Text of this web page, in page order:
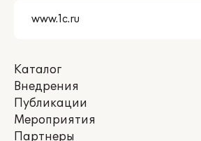
Каталог
Внедрения
Публикации
Мероприятия
Партнеры